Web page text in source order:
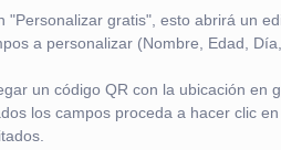
"Personalizar gratis", esto abrirá un
a personalizar (Nombre, Edad,
un código QR con la ubicación en
los campos proceda a hacer clic